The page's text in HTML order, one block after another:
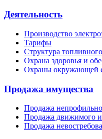
Деятельность
Производство
Тарифы
Структура
Охрана здоровья и
Охраны окружающей
Продажа имущества
Продажа
Продажа движимого
Продажа